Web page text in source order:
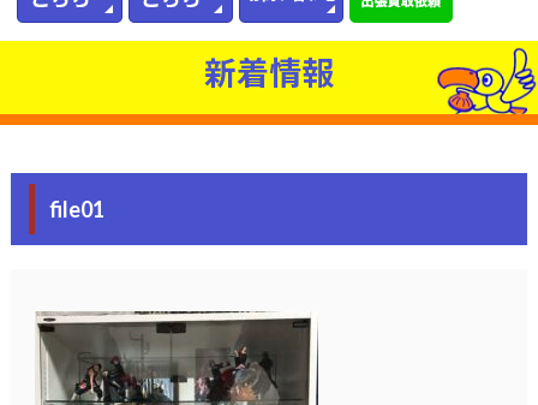
新着情報
file01